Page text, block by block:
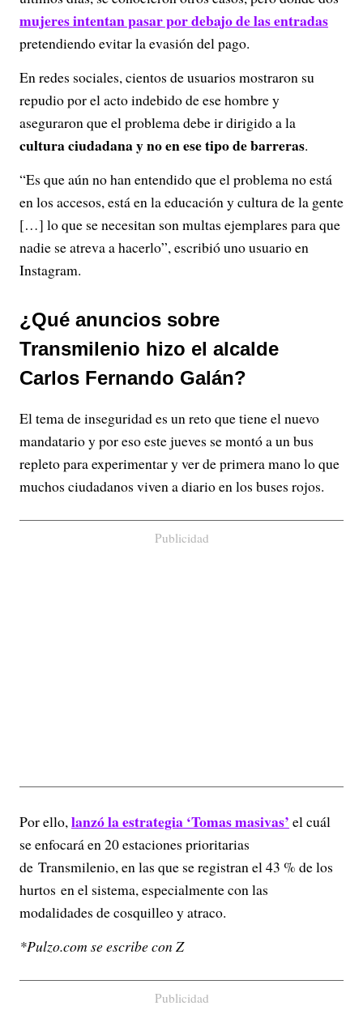
mujeres intentan pasar por debajo de las entradas
pretendiendo evitar la evasión del pago.
En redes sociales, cientos de usuarios mostraron su
repudio por el acto indebido de ese hombre y
aseguraron que el problema debe ir dirigido a la
cultura ciudadana y no en ese tipo de barreras.
“Es que aún no han entendido que el problema no está
en los accesos, está en la educación y cultura de la gente
[…] lo que se necesitan son multas ejemplares para que
nadie se atreva a hacerlo”, escribió uno usuario en
Instagram.
¿Qué anuncios sobre
Transmilenio hizo el alcalde
Carlos Fernando Galán?
El tema de inseguridad es un reto que tiene el nuevo
mandatario y por eso este jueves se montó a un bus
repleto para experimentar y ver de primera mano lo que
muchos ciudadanos viven a diario en los buses rojos.
Publicidad
Por ello,lanzó la estrategia ‘Tomas masivas’ el cuál
se enfocará en 20 estaciones prioritarias
de Transmilenio, en las que se registran el 43 % de los
hurtos en el sistema, especialmente con las
modalidades de cosquilleo y atraco.
*Pulzo.com se escribe con Z
Publicidad